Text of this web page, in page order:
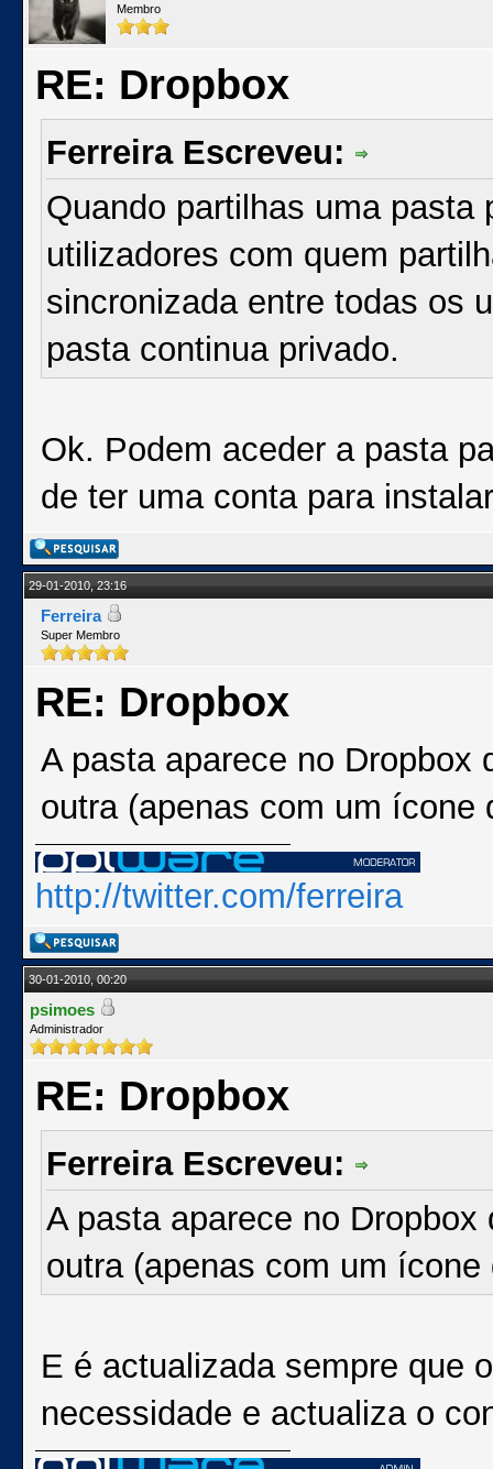
Membro
RE: Dropbox
Ferreira Escreveu:
Quando partilhas uma pasta
utilizadores com quem
sincronizada entre todas os
pasta continua privado.
Ok. Podem aceder a pasta
de ter uma conta para
29-01-2010, 23:16
Ferreira
Super Membro
RE: Dropbox
A pasta aparece no Dropbox
outra (apenas com um ícone
http://twitter.com/ferreira
30-01-2010, 00:20
psimoes
Administrador
RE: Dropbox
Ferreira Escreveu:
A pasta aparece no
outra (apenas com um
E é actualizada sempre que
necessidade e actualiza o